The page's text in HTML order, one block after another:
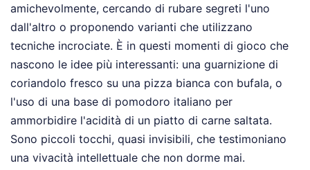
amichevolmente, cercando di rubare segreti l'uno
dall'altro o proponendo varianti che utilizzano
tecniche incrociate. È in questi momenti di gioco che
nascono le idee più interessanti: una guarnizione di
coriandolo fresco su una pizza bianca con bufala, o
l'uso di una base di pomodoro italiano per
ammorbidire l'acidità di un piatto di carne saltata.
Sono piccoli tocchi, quasi invisibili, che testimoniano
una vivacità intellettuale che non dorme mai.